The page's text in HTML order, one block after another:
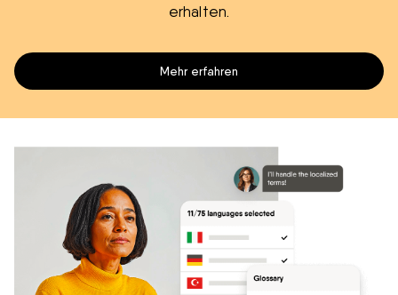
erhalten.
Mehr erfahren